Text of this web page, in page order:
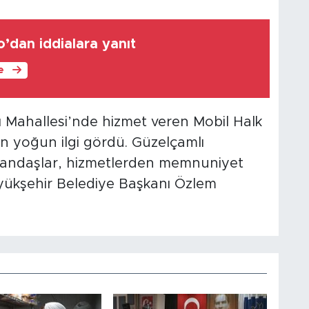
iddialara yanıt
Mahallesi’nde hizmet veren Mobil Halk
yoğun ilgi gördü. Güzelçamlı
hizmetlerden memnuniyet
Belediye Başkanı Özlem